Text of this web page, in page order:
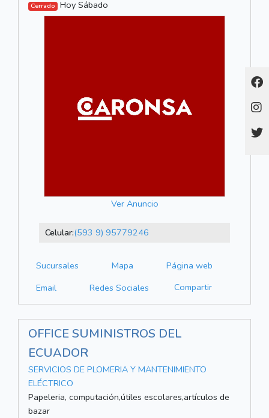
Cerrado Hoy Sábado
Ver Anuncio
Celular:(593 9) 95779246
Sucursales Mapa
Página web
Email
Redes Sociales Compartir
OFFICE SUMINISTROS DEL
ECUADOR
SERVICIOS DE PLOMERIA Y MANTENIMIENTO
ELÉCTRICO
Papeleria, computación,útiles escolares,artículos de
bazar